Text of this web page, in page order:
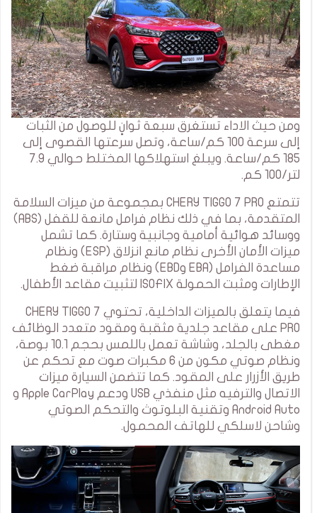
ومن حيث الاداء تستغرق سبعة ثوانٍ للوصول من الثبات
إلى سرعة 100 كم/ساعة، وتصل سرعتها القصوى إلى
185 كم/ساعة. ويبلغ استهلاكها المختلط حوالي 7.9
لتر/100 كم.
تتمتع CHERY TIGGO 7 PRO بمجموعة من ميزات السلامة
المتقدمة، بما في ذلك نظام فرامل مانعة للقفل (ABS)
ووسائد هوائية أمامية وجانبية وستارة. كما تشمل
ميزات الأمان الأخرى نظام مانع انزلاق (ESP) ونظام
مساعدة الفرامل (EBA وEBD) ونظام مراقبة ضغط
الإطارات ومثبت الحمولة ISOFIX لتثبيت مقاعد الأطفال.
فيما يتعلق بالميزات الداخلية، تحتوي CHERY TIGGO 7
PRO على مقاعد جلدية مثقبة ومقود متعدد الوظائف
مغطى بالجلد، وشاشة تعمل باللمس بحجم 10.1 بوصة،
ونظام صوتي مكون من 6 مكبرات صوت مع تحكم عن
طريق الأزرار على المقود. كما تتضمن السيارة ميزات
الاتصال والترفيه مثل منفذي USB ودعم Apple CarPlay و
Android Auto وتقنية البلوتوث والتحكم الصوتي
وشاحن لاسلكي للهاتف المحمول.